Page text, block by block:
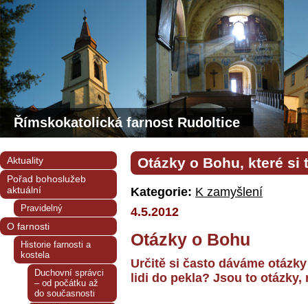
Římskokatolická farnost Rudoltice
Otázky o Bohu, které si
Kategorie: K zamyšlení
4.5.2012
Otázky o Bohu
Určitě si často dáváme
lidi do pekla? Jsou to otázky,
Aktuality
Pořad bohoslužeb
aktuální
Pravidelný
O farnosti
Historie farnosti a
kostela
Duchovní správci
– od počátku až
do současnosti